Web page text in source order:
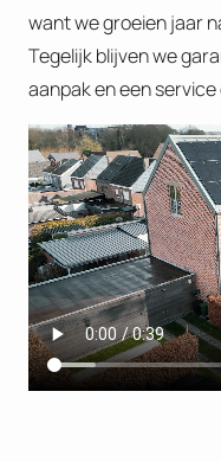
want we groeien jaar
Tegelijk blijven we
aanpak en een service